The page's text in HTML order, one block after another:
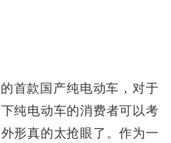
首款国产纯电动车，对于
纯电动车的消费者可以考
形真的太抢眼了。作为一